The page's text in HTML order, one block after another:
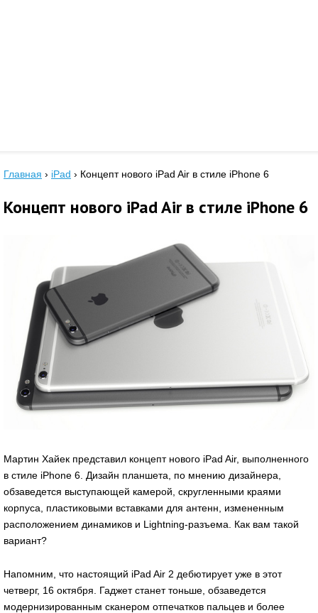
Главная › iPad › Концепт нового iPad Air в стиле iPhone 6
Концепт нового iPad Air в стиле iPhone 6
Мартин Хайек представил концепт нового iPad Air, выполненного
в стиле iPhone 6. Дизайн планшета, по мнению дизайнера,
обзаведется выступающей камерой, скругленными краями
корпуса, пластиковыми вставками для антенн, измененным
расположением динамиков и Lightning-разъема. Как вам такой
вариант?
Напомним, что настоящий iPad Air 2 дебютирует уже в этот
четверг, 16 октября. Гаджет станет тоньше, обзаведется
модернизированным сканером отпечатков пальцев и более